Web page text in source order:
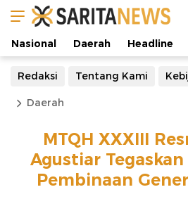
Nasional Daerah Headline
Redaksi Tentang Kami
Daerah
MTQH XXXIII
Agustiar
Pembinaan